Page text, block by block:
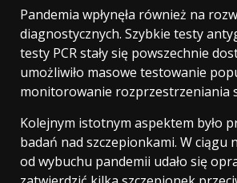
Pandemia wpłynęła również na
diagnostycznych. Szybkie testy
testy PCR stały się powszechnie
umożliwiło masowe testowanie
monitorowanie rozprzestrzeniania
Kolejnym istotnym aspektem było
badań nad szczepionkami. W ciągu
od wybuchu pandemii udało się